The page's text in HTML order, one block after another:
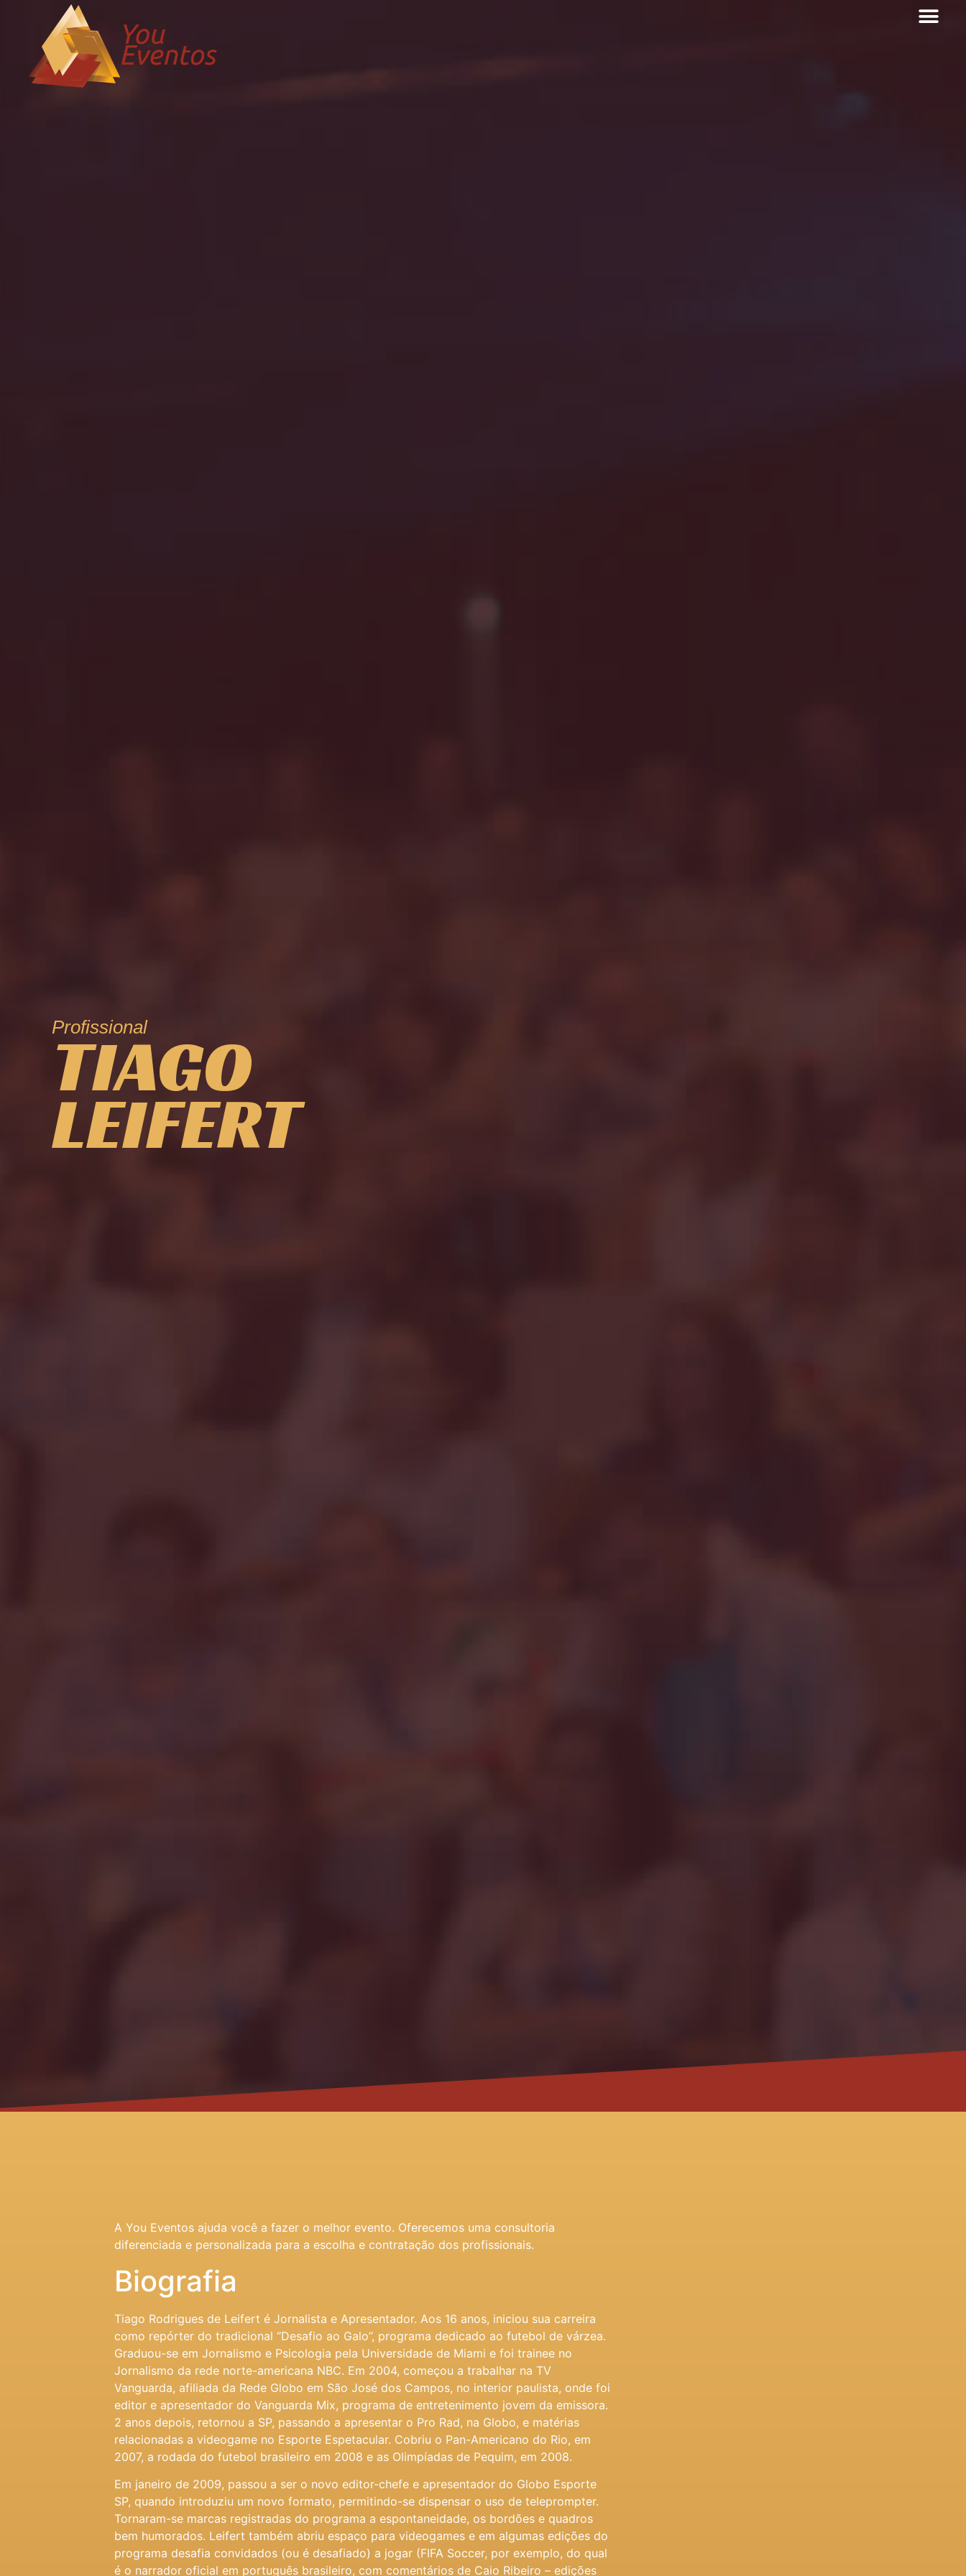
Profissional
TIAGO
LEIFERT
A You Eventos ajuda você a fazer o melhor evento. Oferecemos uma consultoria
diferenciada e personalizada para a escolha e contratação dos profissionais.
Biografia
Tiago Rodrigues de Leifert é Jornalista e Apresentador. Aos 16 anos, iniciou sua carreira
como repórter do tradicional “Desafio ao Galo”, programa dedicado ao futebol de várzea.
Graduou-se em Jornalismo e Psicologia pela Universidade de Miami e foi trainee no
Jornalismo da rede norte-americana NBC. Em 2004, começou a trabalhar na TV
Vanguarda, afiliada da Rede Globo em São José dos Campos, no interior paulista, onde foi
editor e apresentador do Vanguarda Mix, programa de entretenimento jovem da emissora.
2 anos depois, retornou a SP, passando a apresentar o Pro Rad, na Globo, e matérias
relacionadas a videogame no Esporte Espetacular. Cobriu o Pan-Americano do Rio, em
2007, a rodada do futebol brasileiro em 2008 e as Olimpíadas de Pequim, em 2008.
Em janeiro de 2009, passou a ser o novo editor-chefe e apresentador do Globo Esporte
SP, quando introduziu um novo formato, permitindo-se dispensar o uso de teleprompter.
Tornaram-se marcas registradas do programa a espontaneidade, os bordões e quadros
bem humorados. Leifert também abriu espaço para videogames e em algumas edições do
programa desafia convidados (ou é desafiado) a jogar (FIFA Soccer, por exemplo, do qual
é o narrador oficial em português brasileiro, com comentários de Caio Ribeiro – edições